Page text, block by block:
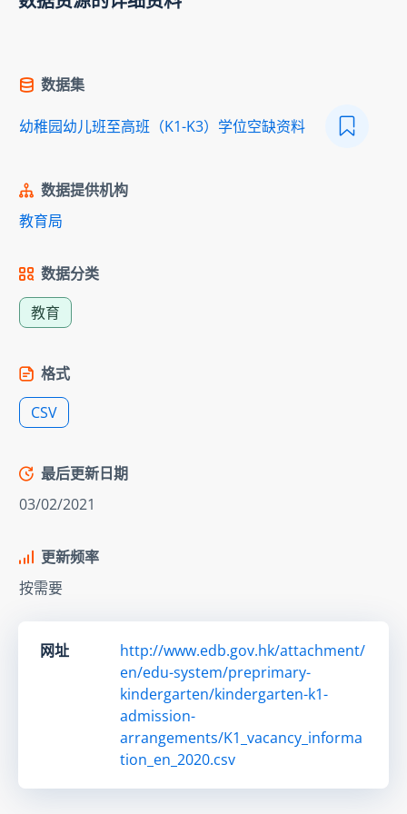
数据集
幼稚园幼儿班至高班（K1-K3）学位空缺资料
数据提供机构
教育局
数据分类
教育
格式
CSV
最后更新日期
03/02/2021
更新频率
按需要
网址
http://www.edb.gov.hk/attachment/
en/edu-system/preprimary-
kindergarten/kindergarten-k1-
admission-
arrangements/K1_vacancy_informa
tion_en_2020.csv